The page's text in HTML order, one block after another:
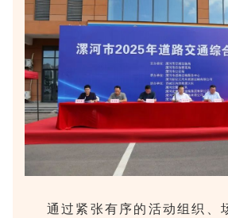
通过紧张有序的活动组织、